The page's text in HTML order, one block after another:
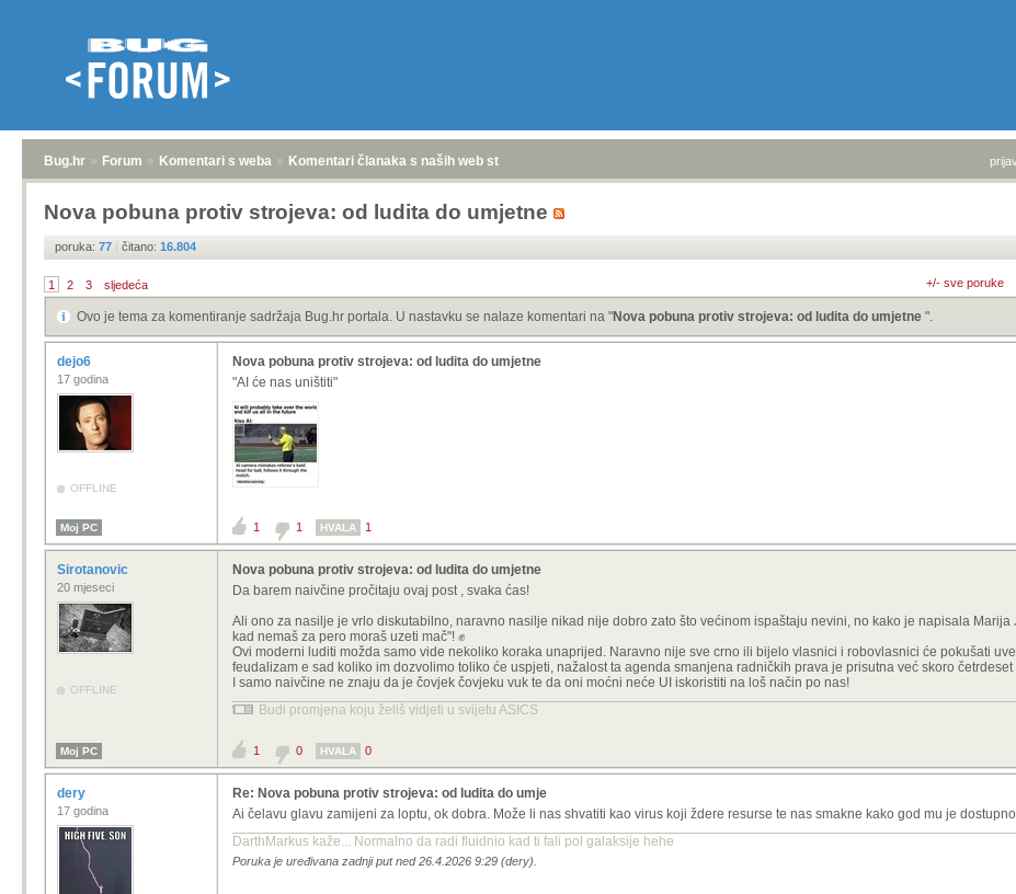
Bug.hr » Forum » Komentari s weba » Komentari članaka s naših web stranica
Nova pobuna protiv strojeva: od ludita do umjetne
poruka: 77 | čitano: 16.804
1 2 3 sljedeća +/- sve poruke
Ovo je tema za komentiranje sadržaja Bug.hr portala. U nastavku se nalaze komentari na "Nova pobuna protiv strojeva: od ludita do umjetne ".
dejo6
17 godina
OFFLINE
Nova pobuna protiv strojeva: od ludita do umjetne
"AI će nas uništiti"
Moj PC 1 1 HVALA 1
Sirotanovic
20 mjeseci
OFFLINE
Nova pobuna protiv strojeva: od ludita do umjetne
Da barem naivčine pročitaju ovaj post , svaka ćas!
Ali ono za nasilje je vrlo diskutabilno, naravno nasilje nikad nije dobro zato što većinom ispaštaju nevini, no kako je napisala Marija
kad nemaš za pero moraš uzeti mač"! ✊
Ovi moderni luditi možda samo vide nekoliko koraka unaprijed. Naravno nije sve crno ili bijelo vlasnici i robovlasnici će pokušati
feudalizam e sad koliko im dozvolimo toliko će uspjeti, nažalost ta agenda smanjena radničkih prava je prisutna već skoro
I samo naivčine ne znaju da je čovjek čovjeku vuk te da oni moćni neće UI iskoristiti na loš način po nas!
Budi promjena koju želiš vidjeti u svijetu ASICS
Moj PC 1 0 HVALA 0
dery
17 godina
Re: Nova pobuna protiv strojeva: od ludita do umje
Ai čelavu glavu zamijeni za loptu, ok dobra. Može li nas shvatiti kao virus koji ždere resurse te nas smakne kako god mu je
DarthMarkus kaže... Normalno da radi fluidnio kad ti fali pol galaksije hehe
Poruka je uređivana zadnji put ned 26.4.2026 9:29 (dery).